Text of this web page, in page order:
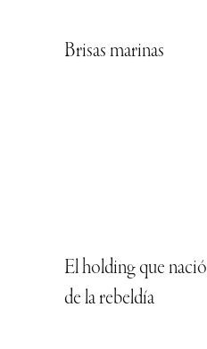
Brisas marinas
El holding que nació
de la rebeldía